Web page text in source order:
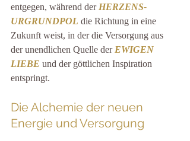
entgegen, während der HERZENS-
URGRUNDPOL die Richtung in eine
Zukunft weist, in der die Versorgung aus
der unendlichen Quelle der EWIGEN
LIEBE und der göttlichen Inspiration
entspringt.
Die Alchemie der neuen
Energie und Versorgung